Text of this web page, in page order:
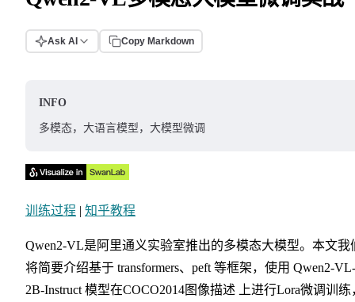
Ask AI Copy Markdown
INFO
多模态，大语言模型，大模型微调
训练过程 | 知乎教程
Qwen2-VL是阿里通义实验室推出的多模态大模型。本文我
将简要介绍基于 transformers、peft 等框架，使用 Qwen2-VL-
2B-Instruct 模型在COCO2014图像描述 上进行Lora微调训练